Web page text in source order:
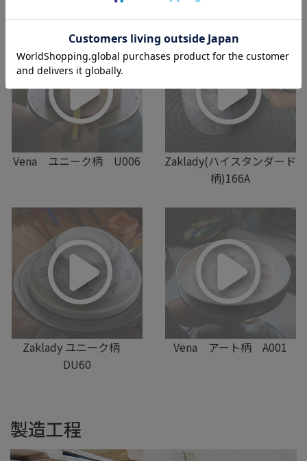
Vena ユニーク柄 U006
Zaklady(ハイスタンダード
柄)166A
Zaklady ユニーク柄
DU60
Vena アート柄 A001
製造工程